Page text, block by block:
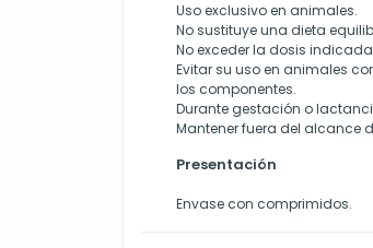
Uso exclusivo en animales.
No sustituye una dieta
No exceder la dosis
Evitar su uso en animales
los componentes.
Durante gestación o
Mantener fuera del alcance
Presentación
Envase con comprimidos.